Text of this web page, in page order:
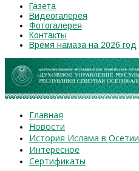
Газета
Видеогалерея
Фотогалерея
Контакты
Время намаза на 2026 год
Главная
Новости
История Ислама в Осетии
Интересное
Сертификаты